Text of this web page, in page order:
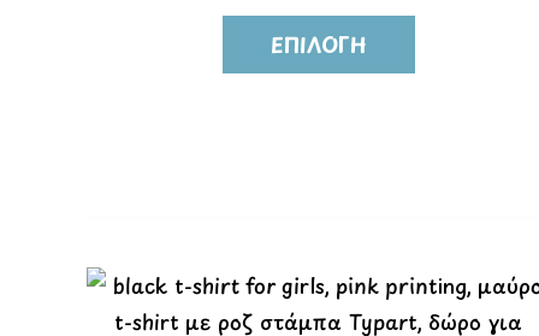
ΕΠΙΛΟΓΉ